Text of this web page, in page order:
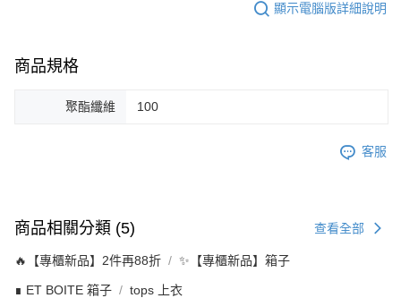
顯示電腦版詳細說明
商品規格
聚酯纖維 100
客服
商品相關分類 (5) 查看全部
🔥【專櫃新品】2件再88折 ✨【專櫃新品】箱子
∎ ET BOITE 箱子 tops 上衣